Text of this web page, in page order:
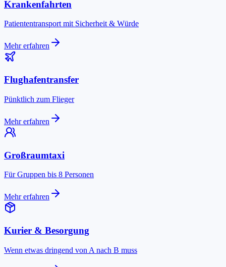
Krankenfahrten
Patiententransport mit Sicherheit & Würde
Mehr erfahren
Flughafentransfer
Pünktlich zum Flieger
Mehr erfahren
Großraumtaxi
Für Gruppen bis 8 Personen
Mehr erfahren
Kurier & Besorgung
Wenn etwas dringend von A nach B muss